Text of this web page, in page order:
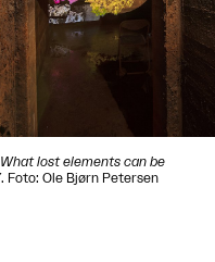
What lost elements can be
Foto: Ole Bjørn Petersen